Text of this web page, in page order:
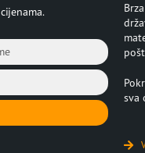
sva